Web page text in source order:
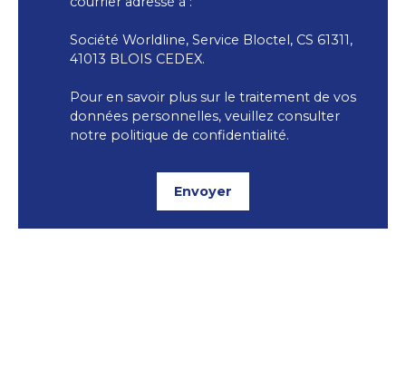
Société Worldline, Service Bloctel, CS 61311,
41013 BLOIS CEDEX.
Pour en savoir plus sur le traitement de vos
données personnelles, veuillez consulter
notre politique de confidentialité.
Envoyer